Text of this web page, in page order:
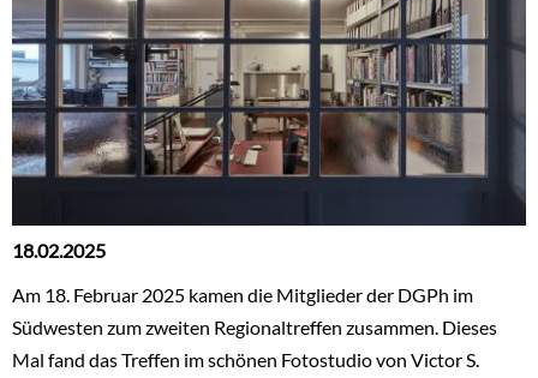
18.02.2025
Am 18. Februar 2025 kamen die Mitglieder der DGPh im
Südwesten zum zweiten Regionaltreffen zusammen. Dieses
Mal fand das Treffen im schönen Fotostudio von Victor S.